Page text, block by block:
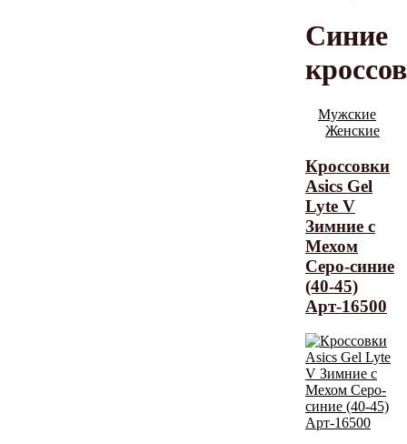
Синие
Мужские
Женские
Кроссовки
Asics Gel
Lyte V
Зимние с
Мехом
Серо-синие
(40-45)
Арт-16500